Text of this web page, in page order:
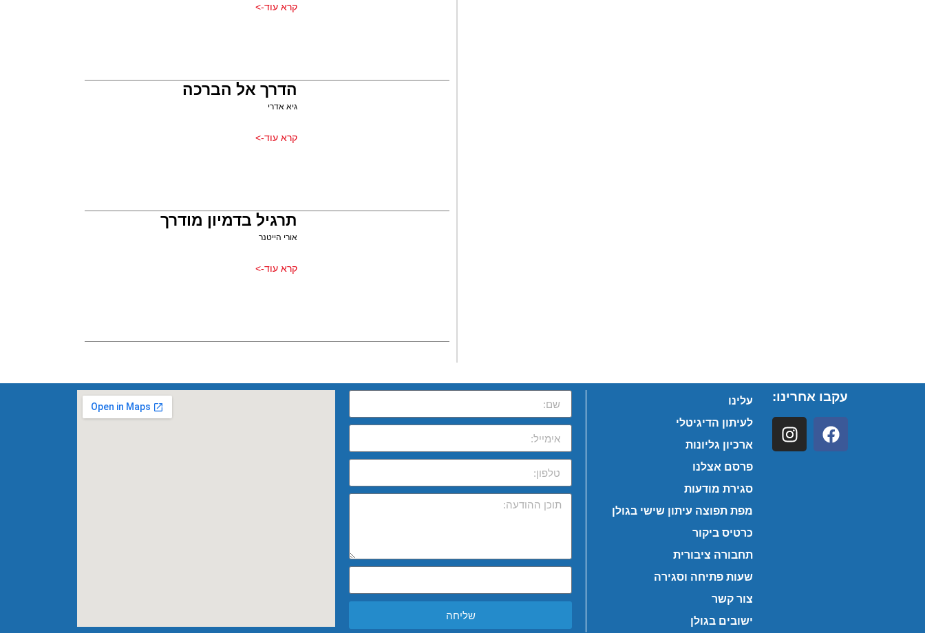
קרא עוד->
הדרך אל הברכה
גיא אדרי
קרא עוד->
תרגיל בדמיון מודרך
אורי הייטנר
קרא עוד->
עקבו אחרינו:
עלינו
לעיתון הדיגיטלי
ארכיון גליונות
פרסם אצלנו
סגירת מודעות
מפת תפוצה עיתון שישי בגולן
כרטיס ביקור
תחבורה ציבורית
שעות פתיחה וסגירה
צור קשר
ישובים בגולן
שליחה